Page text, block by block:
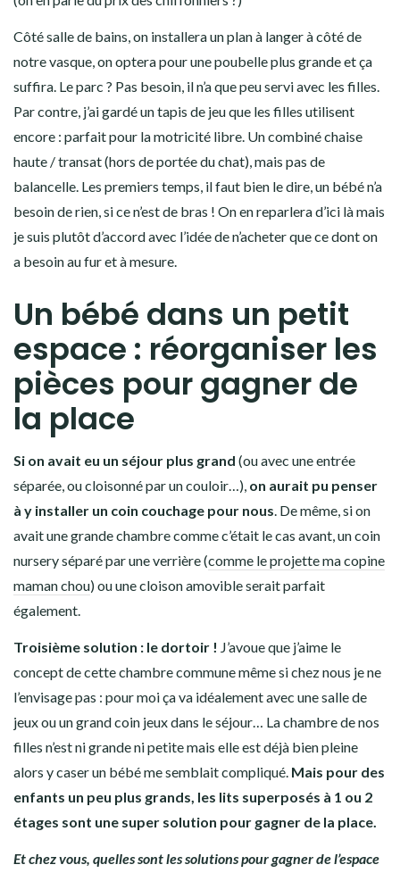
Côté salle de bains, on installera un plan à langer à côté de
notre vasque, on optera pour une poubelle plus grande et ça
suffira. Le parc ? Pas besoin, il n’a que peu servi avec les filles.
Par contre, j’ai gardé un tapis de jeu que les filles utilisent
encore : parfait pour la motricité libre. Un combiné chaise
haute / transat (hors de portée du chat), mais pas de
balancelle. Les premiers temps, il faut bien le dire, un bébé n’a
besoin de rien, si ce n’est de bras ! On en reparlera d’ici là mais
je suis plutôt d’accord avec l’idée de n’acheter que ce dont on
a besoin au fur et à mesure.
Un bébé dans un petit
espace : réorganiser les
pièces pour gagner de
la place
Si on avait eu un séjour plus grand (ou avec une entrée
séparée, ou cloisonné par un couloir…), on aurait pu penser
à y installer un coin couchage pour nous. De même, si on
avait une grande chambre comme c’était le cas avant, un coin
nursery séparé par une verrière (comme le projette ma copine
maman chou) ou une cloison amovible serait parfait
également.
Troisième solution : le dortoir ! J’avoue que j’aime le
concept de cette chambre commune même si chez nous je ne
l’envisage pas : pour moi ça va idéalement avec une salle de
jeux ou un grand coin jeux dans le séjour… La chambre de nos
filles n’est ni grande ni petite mais elle est déjà bien pleine
alors y caser un bébé me semblait compliqué. Mais pour des
enfants un peu plus grands, les lits superposés à 1 ou 2
étages sont une super solution pour gagner de la place.
Et chez vous, quelles sont les solutions pour gagner de l’espace